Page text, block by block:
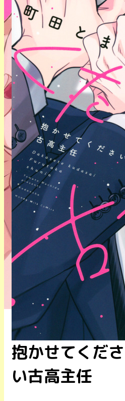
初恋フェイクフ
ァミリー